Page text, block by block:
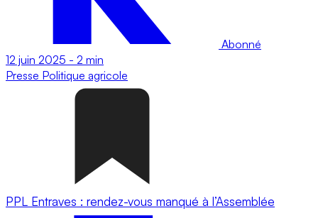
Abonné
12 juin 2025 - 2 min
Presse Politique agricole
PPL Entraves : rendez-vous manqué à l’Assemblée